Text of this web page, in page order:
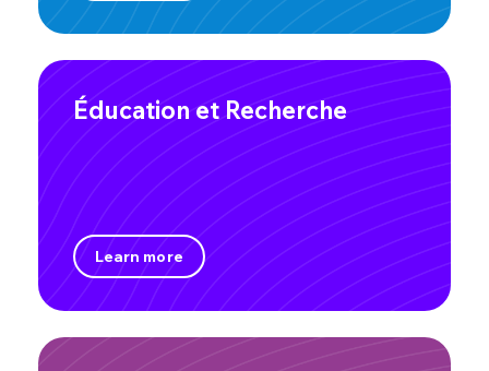
Éducation et Recherche
Learn more